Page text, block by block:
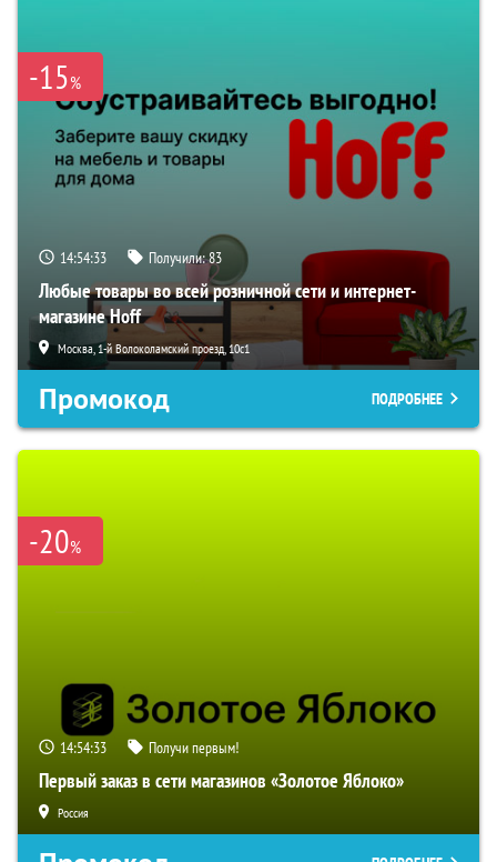
-15%
14:54:32 Получили:83
Любые товары во всей розничной сети и интернет-
магазине Hoff
Москва, 1-й Волоколамский проезд, 10с1
Промокод ПОДРОБНЕЕ
-20%
14:54:32 Получи первым!
Первый заказ в сети магазинов «Золотое Яблоко»
Россия